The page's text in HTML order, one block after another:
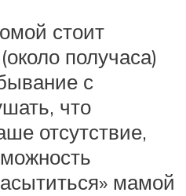
стоит
получаса)
с
что
отсутствие,
мамой